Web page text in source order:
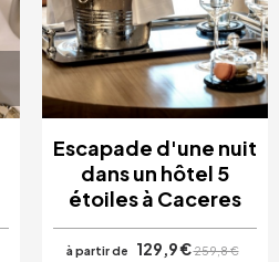
Escapade d'une nuit
dans un hôtel 5
étoiles à Caceres
à partir de 129,9 €259,8 €